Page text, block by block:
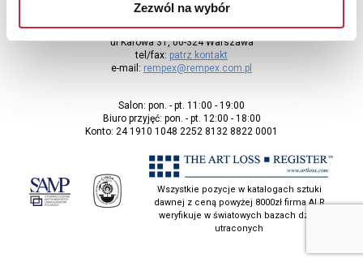
Zezwól na wybór
Rempex Sp. z o.o
ul Karowa 31, 00-324 Warszawa
tel/fax: patrz kontakt
e-mail: rempex@rempex.com.pl
Salon: pon. - pt. 11:00 - 19:00
Biuro przyjęć: pon. - pt. 12:00 - 18:00
Konto: 24 1910 1048 2252 8132 8822 0001
Wszystkie pozycje w katalogach sztuki
dawnej z ceną powyżej 8000zł firma ALR
weryfikuje w światowych bazach dzieł
utraconych